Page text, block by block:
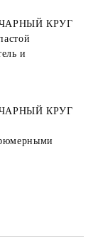
КРУГ
и
КРУГ